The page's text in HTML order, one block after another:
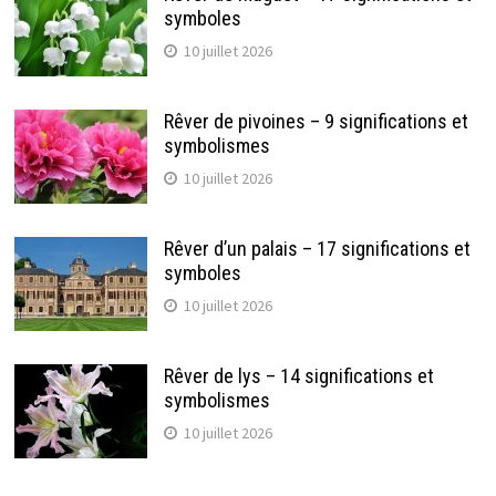
symboles
10 juillet 2026
Rêver de pivoines – 9 significations et
symbolismes
10 juillet 2026
Rêver d’un palais – 17 significations et
symboles
10 juillet 2026
Rêver de lys – 14 significations et
symbolismes
10 juillet 2026